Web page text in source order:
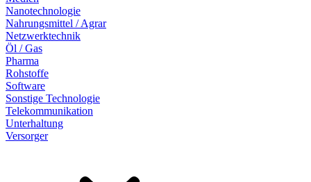
Nanotechnologie
Nahrungsmittel / Agrar
Netzwerktechnik
Öl / Gas
Pharma
Rohstoffe
Software
Sonstige Technologie
Telekommunikation
Unterhaltung
Versorger